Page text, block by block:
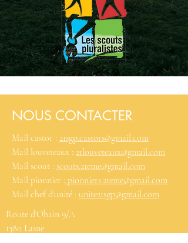
NOUS CONTACTER
Mail castor : 21sgp.castors@gmail.com
Mail louveteaux : 21louveteaux@gmail.com
Mail scout : scouts.21eme@gmail.com
Mail pionnier : pionniers.21eme@gmail.com
Mail chef d'unité : unite21sgp@gmail.com
Route d'Ohain 9/A
1380 Lasne